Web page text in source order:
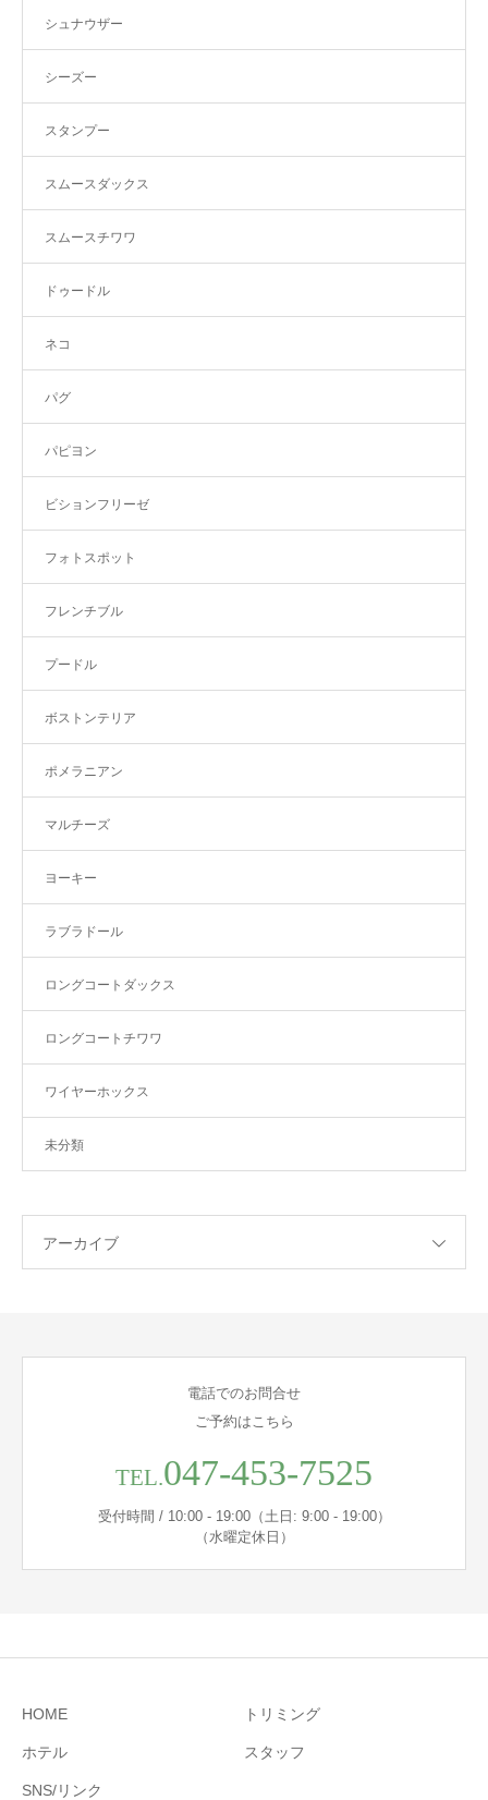
シュナウザー
シーズー
スタンプー
スムースダックス
スムースチワワ
ドゥードル
ネコ
パグ
パピヨン
ビションフリーゼ
フォトスポット
フレンチブル
プードル
ボストンテリア
ポメラニアン
マルチーズ
ヨーキー
ラブラドール
ロングコートダックス
ロングコートチワワ
ワイヤーホックス
未分類
アーカイブ
電話でのお問合せ
ご予約はこちら
TEL.047-453-7525
受付時間 / 10:00 - 19:00（土日: 9:00 - 19:00）
（水曜定休日）
HOME トリミング
ホテル スタッフ
SNS/リンク